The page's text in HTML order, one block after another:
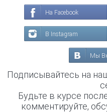
На Facebook
В Instagram
Мы
Подписывайтесь на
Будьте в курсе
комментируйте,